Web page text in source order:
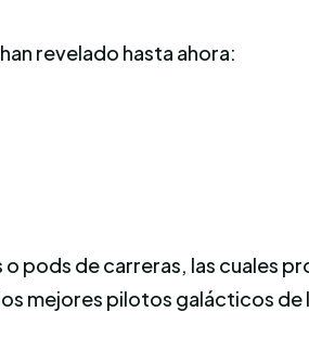
revelado hasta ahora:
pods de carreras, las cuales
mejores pilotos galácticos